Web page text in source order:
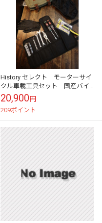
History セレクト モーターサイ
クル車載工具セット 国産バイ
ク用コットンツールバッグセッ
ト カーキ
20,900円
209ポイント